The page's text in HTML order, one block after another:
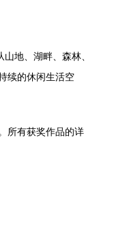
地、湖畔、森林、
续的休闲生活空
所有获奖作品的详